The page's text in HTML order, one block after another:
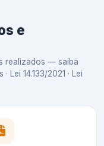
e
realizados — saiba
Lei 14.133/2021 · Lei